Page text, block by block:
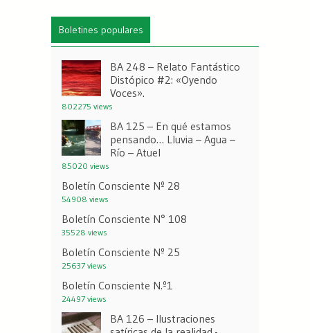
Boletines populares
BA 248 – Relato Fantástico
Distópico #2: «Oyendo
Voces».
802275 views
BA 125 – En qué estamos
pensando… Lluvia – Agua –
Río – Atuel
85020 views
Boletín Consciente Nº 28
54908 views
Boletín Consciente N° 108
35528 views
Boletín Consciente Nº 25
25637 views
Boletín Consciente N.º1
24497 views
BA 126 – Ilustraciones